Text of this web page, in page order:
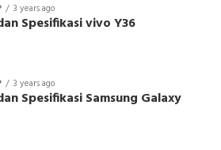
3 years ago
Spesifikasi vivo Y36
3 years ago
Spesifikasi Samsung Galaxy